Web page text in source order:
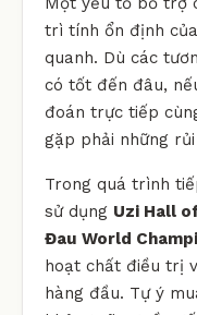
trì tính ổn định
quanh. Dù các
có tốt đến đâu,
đoán trực tiếp
gặp phải những
Trong quá trình
sử dụng Uzi Hall
Đau World
hoạt chất điều trị
hàng đầu. Tự ý